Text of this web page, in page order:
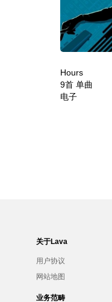
Hours
9首 单曲
电子
关于Lava
用户协议
网站地图
业务范畴